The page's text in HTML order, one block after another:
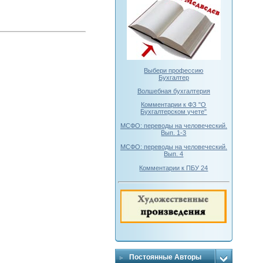
Выбери профессию
Бухгалтер
Волшебная бухгалтерия
Комментарии к ФЗ "О
Бухгалтерском учете"
МСФО: переводы на человеческий.
Вып. 1-3
МСФО: переводы на человеческий.
Вып. 4
Комментарии к ПБУ 24
Постоянные Авторы